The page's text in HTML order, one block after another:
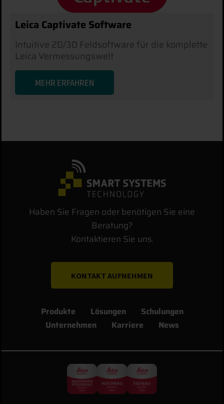
Leica Captivate Software
Intuitive 2D/3D Feldsoftware für die komplette
Leica Vermessungswelt
MEHR ERFAHREN
Haben Sie Fragen oder benötigen Sie eine
Beratung?
Kontaktieren Sie uns.
KONTAKT AUFNEHMEN
Produkte Lösungen
Schulungen
Unternehmen
Karriere News